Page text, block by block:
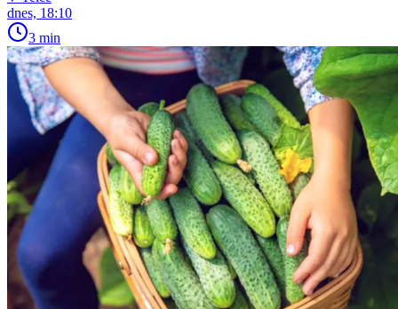
dnes, 18:10
3 min